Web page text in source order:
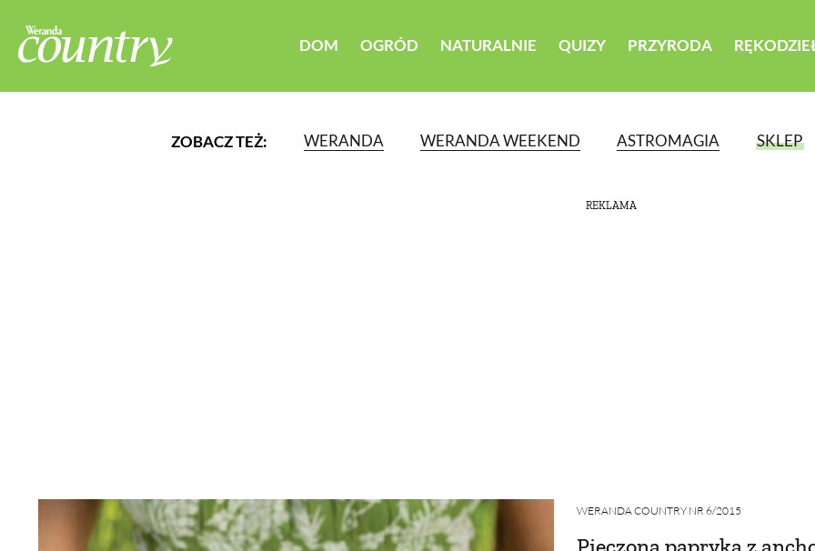
DOM OGRÓD NATURALNIE QUIZY PRZYRODA
ZOBACZ TEŻ: WERANDA WERANDA WEEKEND ASTROMAGIA SKLEP
REKLAMA
WERANDA COUNTRY NR 6/2015
PROJEKTOWANIE OGRODU NATURALNIE URODA